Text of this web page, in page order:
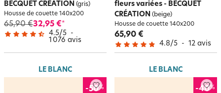
BECQUET CRÉATION (gris)
Housse de couette 140x200
65,90 €32,95 €*
4.5/5 -
1 076 avis
fleurs variées - BECQUET
CRÉATION (beige)
Housse de couette 140x200
65,90 €
4.8/5 - 12 avis
LE BLANC
-50%
LE BLANC
-40%